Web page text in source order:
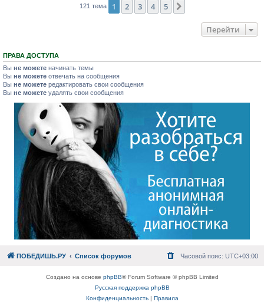
121 тема 1 2 3 4 5
Перейти
ПРАВА ДОСТУПА
Вы не можете начинать темы
Вы не можете отвечать на сообщения
Вы не можете редактировать свои сообщения
Вы не можете удалять свои сообщения
ПОБЕДИШЬ.РУ Список форумов Часовой пояс: UTC+03:00
Создано на основе phpBB® Forum Software © phpBB Limited
Русская поддержка phpBB
Конфиденциальность| Правила